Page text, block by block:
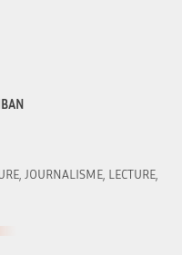
JOURNALISME, LECTURE,